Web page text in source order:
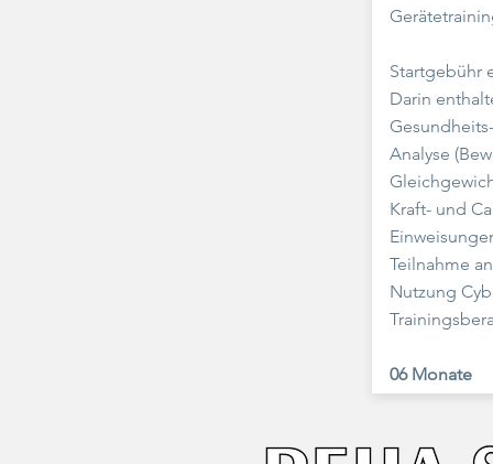
Startgebühr
Darin
Analyse
Kraft- und
Teilnahme
Nutzung
06 Monate